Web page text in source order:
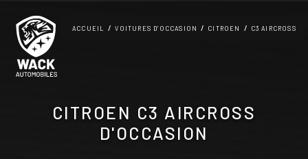
ACCUEIL VOITURES D'OCCASION CITROEN C3 AIRCROSS
CITROEN C3 AIRCROSS
D'OCCASION